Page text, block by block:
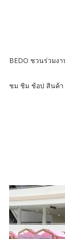
BEDO ชวนร่วมง
ชม ชิม ช้อป สินค้า